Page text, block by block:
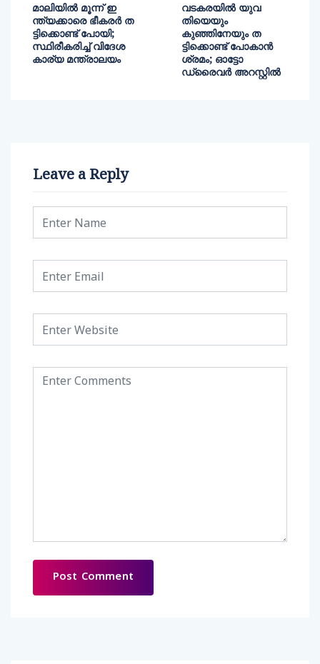
മാലിയിൽ മൂന്ന് ഇ
ന്ത്യക്കാരെ ഭീകരർ ത
ട്ടിക്കൊണ്ട് പോയി;
സ്ഥിരീകരിച്ച് വിദേശ
കാര്യ മന്ത്രാലയം
വടകരയിൽ യുവ
തിയെയും
കുഞ്ഞിനേയും ത
ട്ടിക്കൊണ്ട് പോകാൻ
ശ്രമം; ഓട്ടോ
ഡ്രൈവർ അറസ്റ്റിൽ
Leave a Reply